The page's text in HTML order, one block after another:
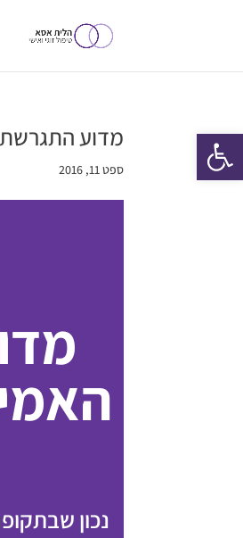
מדוע
ספט 11, 2016
נכון
פתח סרגל נגישות